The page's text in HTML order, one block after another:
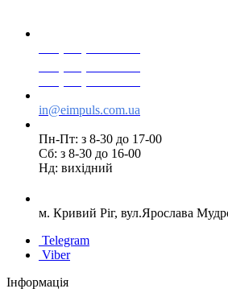
in@eimpuls.com.ua
Пн-Пт: з 8-30 до 17-00
Сб: з 8-30 до 16-00
Нд: вихідний
м. Кривий Ріг, вул.Ярослава
Telegram
Viber
Інформація